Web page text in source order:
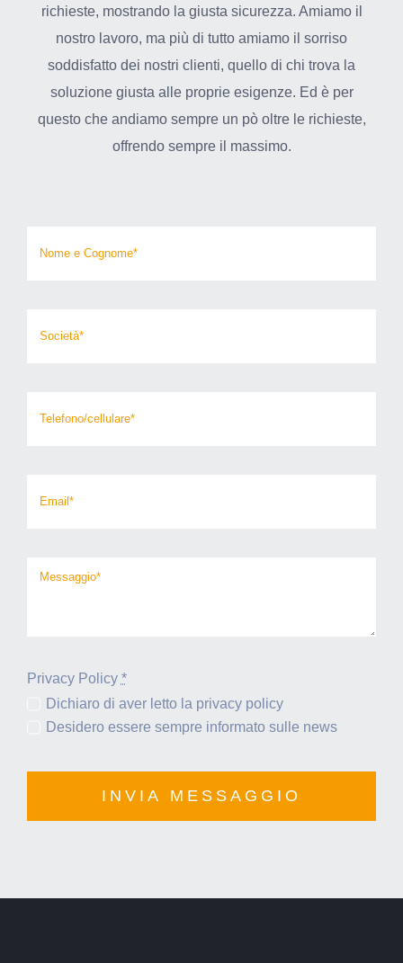
richieste, mostrando la giusta sicurezza. Amiamo il
nostro lavoro, ma più di tutto amiamo il sorriso
soddisfatto dei nostri clienti, quello di chi trova la
soluzione giusta alle proprie esigenze. Ed è per
questo che andiamo sempre un pò oltre le richieste,
offrendo sempre il massimo.
Privacy Policy *
Dichiaro di aver letto la privacy policy
Desidero essere sempre informato sulle news
INVIA MESSAGGIO